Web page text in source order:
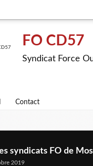
FO CD57
Syndicat Force
Contact
syndicats FO de
2019